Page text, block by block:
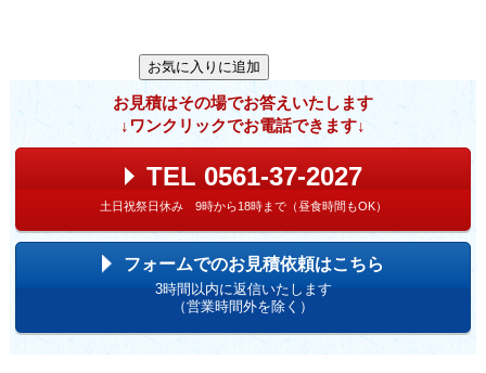
お見積はその場でお答えいたします
↓ワンクリックでお電話できます↓
TEL 0561-37-2027
土日祝祭日休み 9時から18時まで（昼食時間もOK）
フォームでのお見積依頼はこちら
3時間以内に返信いたします
（営業時間外を除く）